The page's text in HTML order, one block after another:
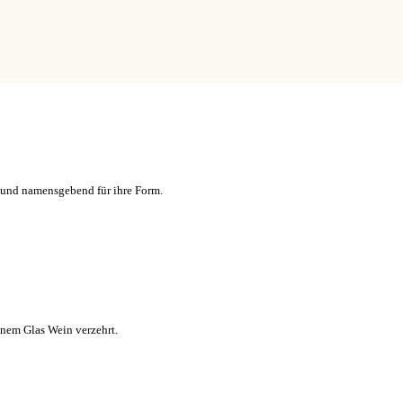
namensgebend für ihre Form.
Glas Wein verzehrt.